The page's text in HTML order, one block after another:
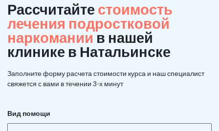
Рассчитайте стоимость
лечения подростковой
наркоманиив нашей
клинике в Натальинске
Заполните форму расчета стоимости курса и наш специалист
свяжется с вами в течении 3-х минут
Вид помощи